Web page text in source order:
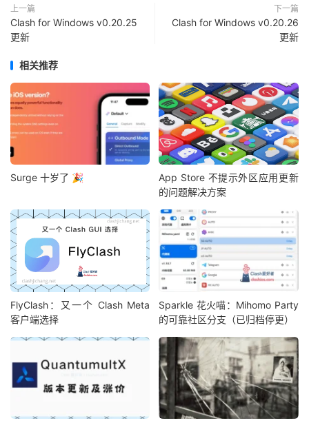
上一篇
Clash for Windows v0.20.25
更新
下一篇
Clash for Windows v0.20.26
更新
相关推荐
Surge 十岁了 🎉
App Store 不提示外区应用更新
的问题解决方案
FlyClash：又一个 Clash Meta
客户端选择
Sparkle 花火喵：Mihomo Party
的可靠社区分支（已归档停更）